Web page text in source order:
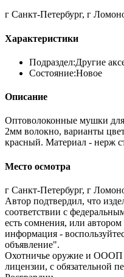
г Санкт-Петербург, г
Характеристики
Подраздел:Другие
Состояние:Новое
Описание
Оптоволоконные мушки
2мм волокно, варианты
красный. Материал - нерж
Место осмотра
г Санкт-Петербург, г
Автор подтвердил, что
соответствии с
есть сомнения, или автором
информация -
объявление".
Охотничье оружие и ОООП
лицензии, с обязательной